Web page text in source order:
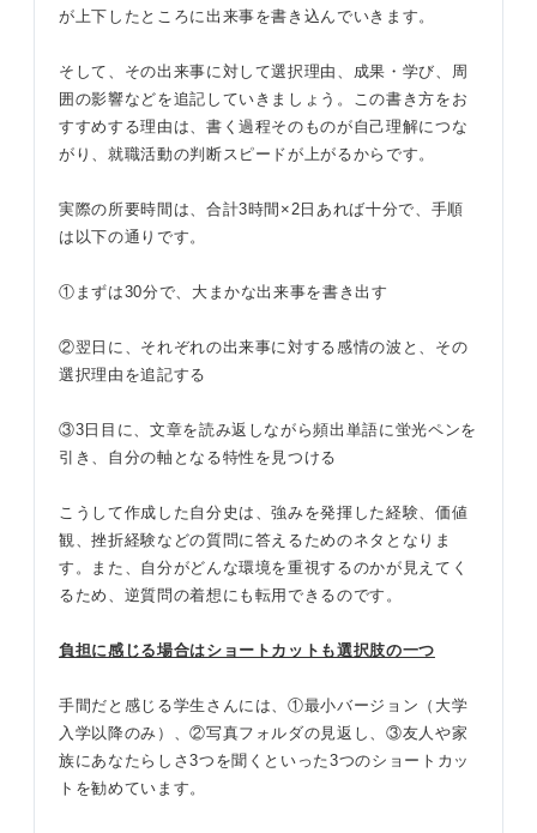
が上下したところに出来事を書き込んでいきます。
そして、その出来事に対して選択理由、成果・学び、周
囲の影響などを追記していきましょう。この書き方をお
すすめする理由は、書く過程そのものが自己理解につな
がり、就職活動の判断スピードが上がるからです。
実際の所要時間は、合計3時間×2日あれば十分で、手順
は以下の通りです。
①まずは30分で、大まかな出来事を書き出す
②翌日に、それぞれの出来事に対する感情の波と、その
選択理由を追記する
③3日目に、文章を読み返しながら頻出単語に蛍光ペンを
引き、自分の軸となる特性を見つける
こうして作成した自分史は、強みを発揮した経験、価値
観、挫折経験などの質問に答えるためのネタとなりま
す。また、自分がどんな環境を重視するのかが見えてく
るため、逆質問の着想にも転用できるのです。
負担に感じる場合はショートカットも選択肢の一つ
手間だと感じる学生さんには、①最小バージョン（大学
入学以降のみ）、②写真フォルダの見返し、③友人や家
族にあなたらしさ3つを聞くといった3つのショートカッ
トを勧めています。